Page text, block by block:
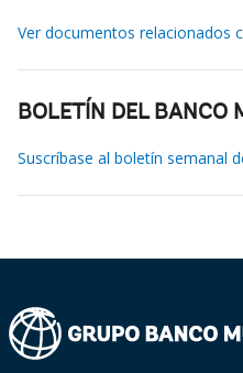
Ver documentos relacionados
BOLETÍN DEL BANCO
Suscríbase al boletín semanal